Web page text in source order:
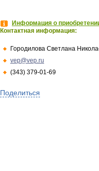
Информация о
Контактная информация:
Городилова Светлана
vep@vep.ru
(343) 379-01-69
Поделиться